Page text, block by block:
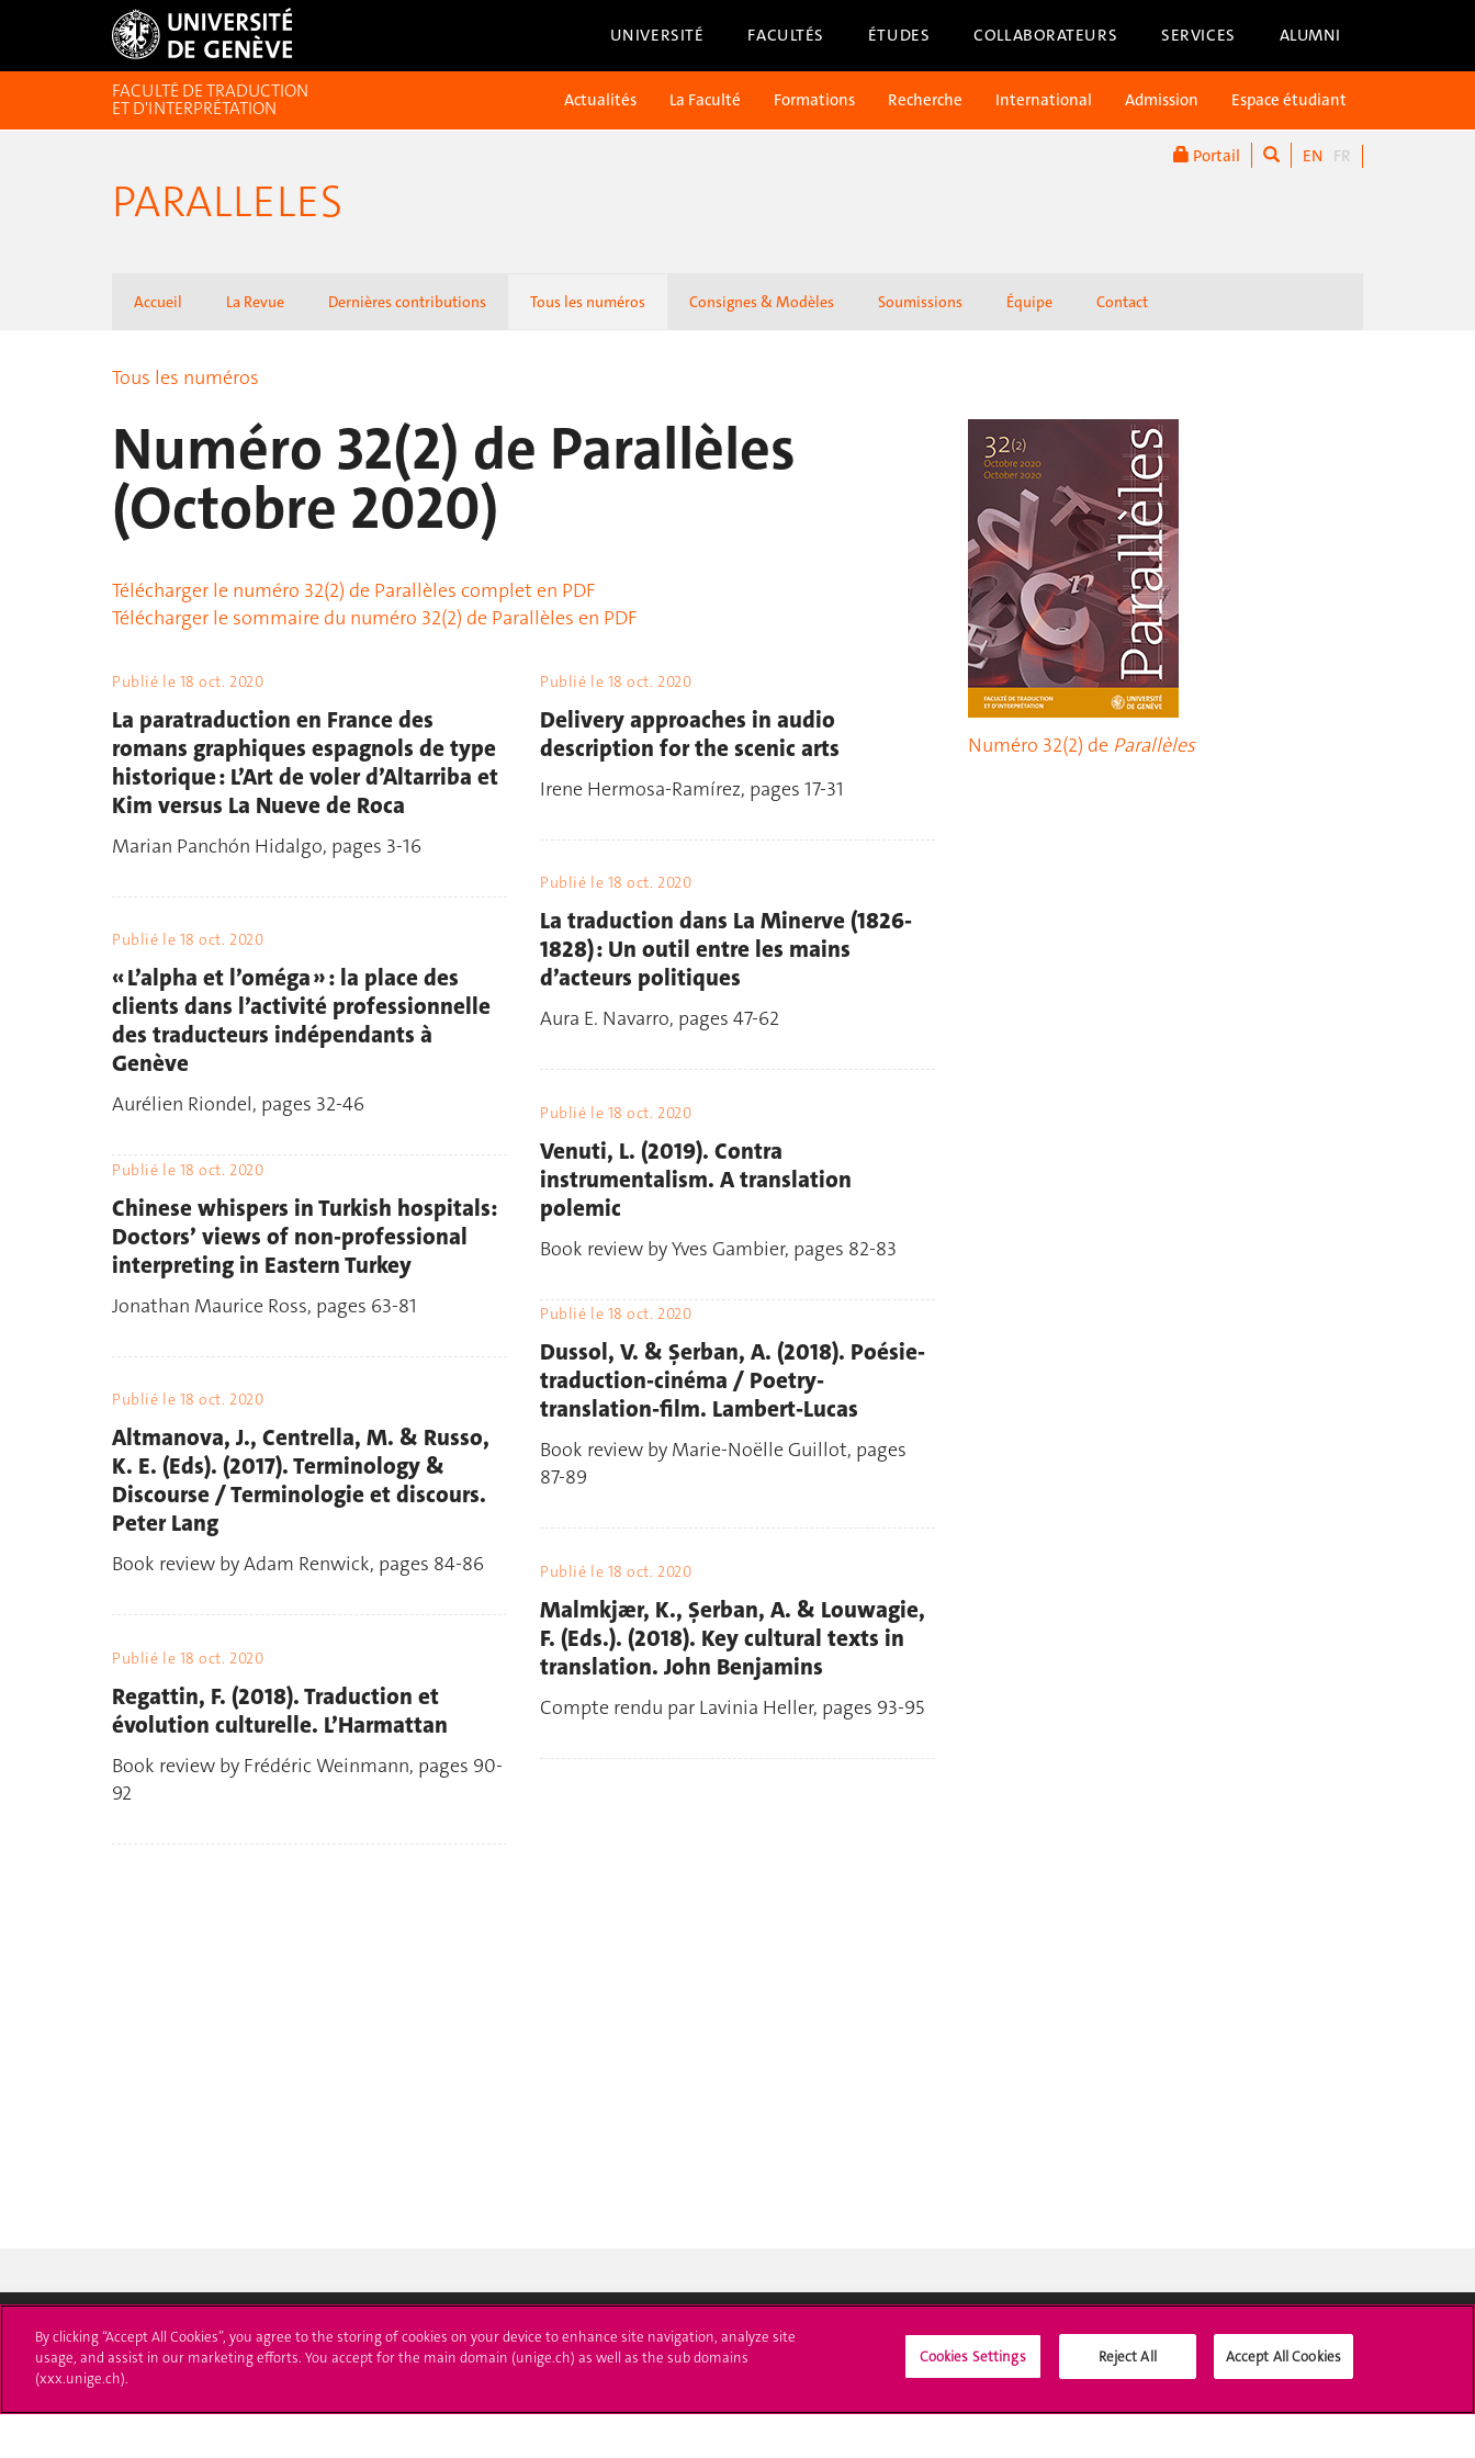
UNIVERSITÉ FACULTÉS ÉTUDES COLLABORATEURS SERVICES ALUMNI
Portail EN FR
FACULTÉ DE TRADUCTION
ET D'INTERPRÉTATION Actualités La Faculté Formations Recherche International Admission Espace étudiant
PARALLELES
Accueil La Revue Dernières contributions Tous les numéros Consignes & Modèles Soumissions Équipe Contact
Tous les numéros
Numéro 32(2) de Parallèles
(Octobre 2020)
Télécharger le numéro 32(2) de Parallèles complet en PDF
Télécharger le sommaire du numéro 32(2) de Parallèles en PDF
Publié le 18 oct. 2020
La paratraduction en France des
romans graphiques espagnols de type
historique : L’Art de voler d’Altarriba et
Kim versus La Nueve de Roca
Marian Panchón Hidalgo, pages 3-16
Publié le 18 oct. 2020
Delivery approaches in audio
description for the scenic arts
Irene Hermosa-Ramírez, pages 17-31
Publié le 18 oct. 2020
La traduction dans La Minerve (1826-
1828) : Un outil entre les mains
d’acteurs politiques
Aura E. Navarro, pages 47-62
Publié le 18 oct. 2020
« L’alpha et l’oméga » : la place des
clients dans l’activité professionnelle
des traducteurs indépendants à
Genève
Aurélien Riondel, pages 32-46 Publié le 18 oct. 2020
Venuti, L. (2019). Contra
instrumentalism. A translation
polemic
Book review by Yves Gambier, pages 82-83
Publié le 18 oct. 2020
Chinese whispers in Turkish hospitals:
Doctors’ views of non-professional
interpreting in Eastern Turkey
Jonathan Maurice Ross, pages 63-81 Publié le 18 oct. 2020
Dussol, V. & Şerban, A. (2018). Poésie-
traduction-cinéma / Poetry-
translation-film. Lambert-Lucas
Book review by Marie-Noëlle Guillot, pages
87-89
Publié le 18 oct. 2020
Altmanova, J., Centrella, M. & Russo,
K. E. (Eds). (2017). Terminology &
Discourse / Terminologie et discours.
Peter Lang
Book review by Adam Renwick, pages 84-86 Publié le 18 oct. 2020
Malmkjær, K., Şerban, A. & Louwagie,
F. (Eds.). (2018). Key cultural texts in
translation. John Benjamins
Compte rendu par Lavinia Heller, pages 93-95
Publié le 18 oct. 2020
Regattin, F. (2018). Traduction et
évolution culturelle. L’Harmattan
Book review by Frédéric Weinmann, pages 90-
92
Numéro 32(2) de Parallèles
Université de Genève
24 rue du Général-Dufour
S'inscrire à l'UNIGE
Immatriculations
L'UNIGE vous informe
UNIGE Mobile
Médias sociaux UNIGE
By clicking “Accept All Cookies”, you agree to the storing of cookies on your device to enhance site navigation, analyze site
usage, and assist in our marketing efforts. You accept for the main domain (unige.ch) as well as the sub domains
(xxx.unige.ch).
Cookies Settings Reject All Accept All Cookies